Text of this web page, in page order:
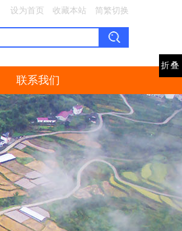
折叠
设为首页 收藏本站 简繁切换
联系我们